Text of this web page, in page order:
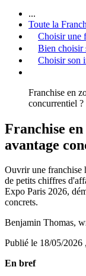
...
Toute la
Choisir une
Bien choisir
Choisir son
Franchise en
concurrentiel ?
Franchise
avantage
Ouvrir une franchise
de petits chiffres
Expo Paris 2026,
concrets.
Benjamin Thomas,
Publié le 18/05/2026
En bref